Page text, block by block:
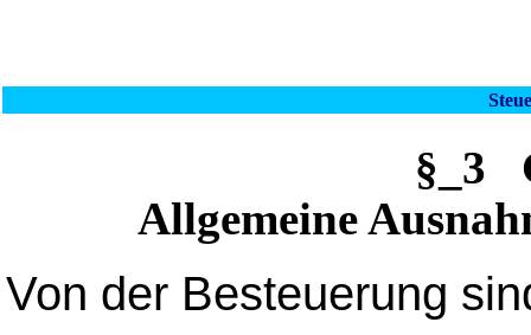
§_3
Allgemeine
Von der Besteuerung